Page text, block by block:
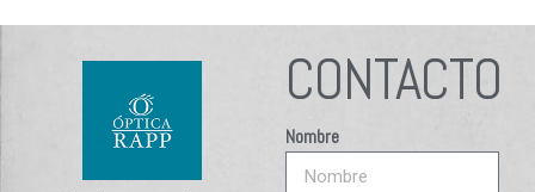
CONTACTO
Nombre